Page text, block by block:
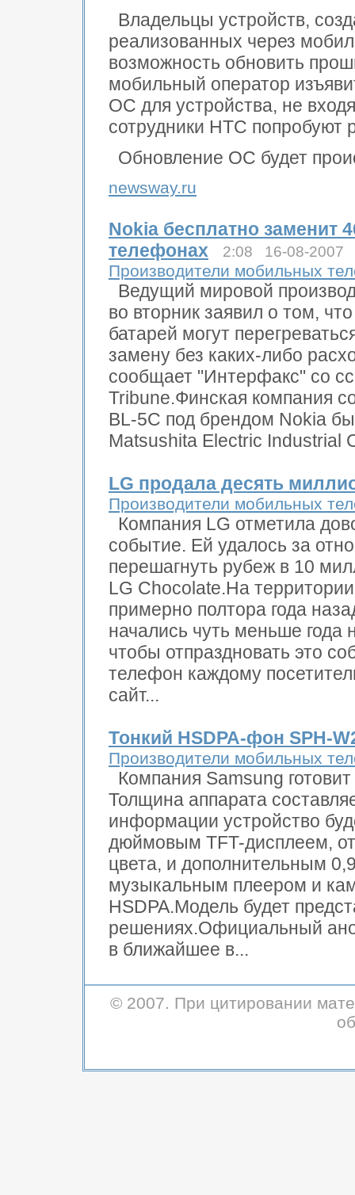
Владельцы устройств,
реализованных через
возможность обновить
мобильный оператор
ОС для устройства, не
сотрудники HTC попробуют
Обновление ОС будет
newsway.ru
Nokia бесплатно заменит
телефонах
2:08 16-08-2007
Производители мобильных
Ведущий мировой
во вторник заявил о том,
батарей могут
замену без каких-либо
сообщает "Интерфакс" со
Tribune.Финская компания
BL-5C под брендом Nokia
Matsushita Electric Industrial
LG продала десять
Производители мобильных
Компания LG отметила
событие. Ей удалось за
перешагнуть рубеж в 10
LG Chocolate.На
примерно полтора года
начались чуть меньше года
чтобы отпраздновать это
телефон каждому
сайт...
Тонкий HSDPA-фон SPH-
Производители мобильных
Компания Samsung
Толщина аппарата
информации устройство
дюймовым TFT-дисплеем,
цвета, и дополнительным
музыкальным плеером и
HSDPA.Модель будет
решениях.Официальный
в ближайшее в...
© 2007. При цитировании